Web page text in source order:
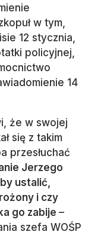
w tym,
12 stycznia,
policyjnej,
14
że w swojej
się z takim
przesłuchać
Jerzego
ustalić,
i czy
go zabije –
szefa WOŚP